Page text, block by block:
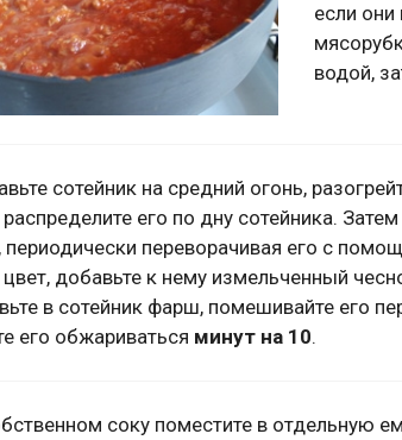
если они
водой,
сотейник на средний огонь,
его по дну сотейника.
периодически переворачивая его с
добавьте к нему измельченный
в сотейник фарш, помешивайте его
его обжариваться минут на 10.
соку поместите в отдельную